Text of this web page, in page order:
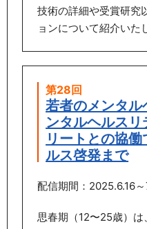
技術の詳細や受賞研究
ョンについて紹介いた
第28回
若者のメンタル
ンタルヘルス
リートとの協
ルス啓発まで
配信期間：2025.6.16～
思春期（12〜25歳）